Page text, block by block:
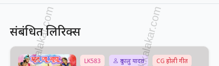
संबंधित लिरिक्स
LK583 दुकालु यादव
CG होली गीत